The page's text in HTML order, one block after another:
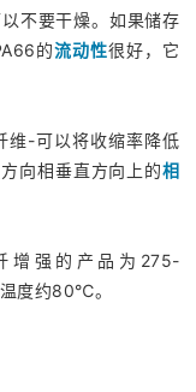
不要干燥。如果储存
的流动性很好，它
维-可以将收缩率降低
向相垂直方向上的相
增强的产品为275-
度约80℃。